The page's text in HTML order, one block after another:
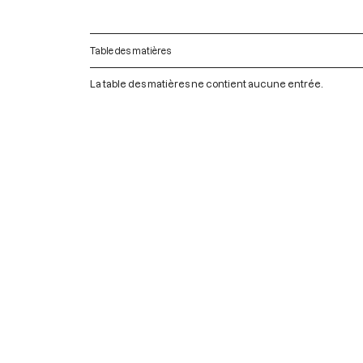
Table des matières
La table des matières ne contient aucune entrée.